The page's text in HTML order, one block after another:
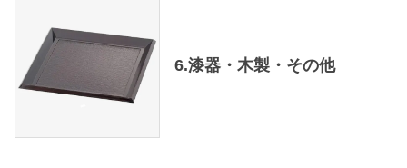
6.漆器・木製・その他